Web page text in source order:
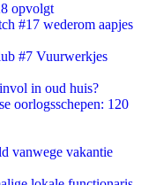
opvolgt
#17 wederom aapjes
#7 Vuurwerkjes
in oud huis?
oorlogsschepen: 120
vanwege vakantie